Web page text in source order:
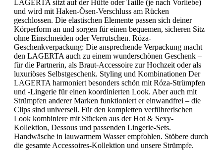
LAGERTA sitzt auf der Hüfte oder Taille (je nach Vorliebe)
und wird mit Haken-Ösen-Verschluss am Rücken
geschlossen. Die elastischen Elemente passen sich deiner
Körperform an und sorgen für einen bequemen, sicheren Sitz
ohne Einschneiden oder Verrutschen. Róza-
Geschenkverpackung: Die ansprechende Verpackung macht
den LAGERTA auch zu einem wunderschönen Geschenk –
für die Partnerin, als Braut-Accessoire zur Hochzeit oder als
luxuriöses Selbstgeschenk. Styling und Kombinationen Der
LAGERTA harmoniert besonders schön mit Róza-Strümpfen
und -Lingerie für einen koordinierten Look. Aber auch mit
Strümpfen anderer Marken funktioniert er einwandfrei – die
Clips sind universell. Für den kompletten verführerischen
Look kombiniere mit Stücken aus der Hot & Sexy-
Kollektion, Dessous und passenden Lingerie-Sets.
Handwäsche in lauwarmem Wasser empfohlen. Stöbere durch
die gesamte Accessoires-Kollektion und unsere Strümpfe.